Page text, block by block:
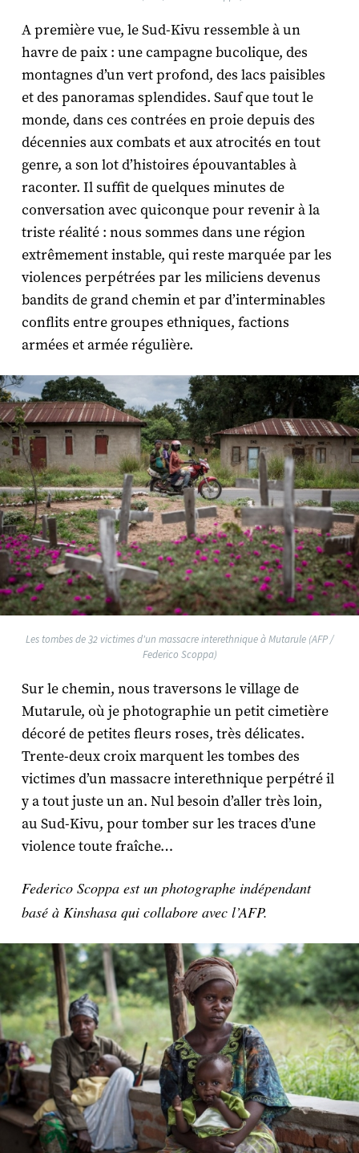
A première vue, le Sud-Kivu ressemble à un
havre de paix : une campagne bucolique, des
montagnes d’un vert profond, des lacs paisibles
et des panoramas splendides. Sauf que tout le
monde, dans ces contrées en proie depuis des
décennies aux combats et aux atrocités en tout
genre, a son lot d’histoires épouvantables à
raconter. Il suffit de quelques minutes de
conversation avec quiconque pour revenir à la
triste réalité : nous sommes dans une région
extrêmement instable, qui reste marquée par les
violences perpétrées par les miliciens devenus
bandits de grand chemin et par d’interminables
conflits entre groupes ethniques, factions
armées et armée régulière.
Les tombes de 32 victimes d'un massacre interethnique à Mutarule (AFP /
Federico Scoppa)
Sur le chemin, nous traversons le village de
Mutarule, où je photographie un petit cimetière
décoré de petites fleurs roses, très délicates.
Trente-deux croix marquent les tombes des
victimes d’un massacre interethnique perpétré il
y a tout juste un an. Nul besoin d’aller très loin,
au Sud-Kivu, pour tomber sur les traces d’une
violence toute fraîche…
Federico Scoppa est un photographe indépendant
basé à Kinshasa qui collabore avec l’AFP.